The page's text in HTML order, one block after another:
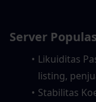
Server
Likuiditas
listing,
Stabilitas